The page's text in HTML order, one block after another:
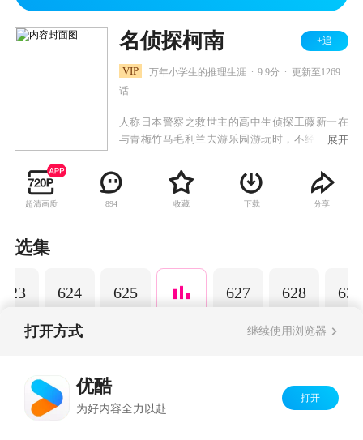
名侦探柯南 +追
VIP 万年小学生的推理生涯 9.9分
更新至1269
话
人称日本警察之救世主的高中生侦探工藤新一在
与青梅竹马毛利兰去游乐园游玩时，不经意中发
踪，并目睹了黑衣人正在进行可疑交易。不料，
却被另一名黑衣人在背后击晕，被强行灌下一种
名为APTX-4869的毒药，致使身体变小。为了在
为“江户川柯南”，并寄住在毛利兰的家中。作为
侦探，柯南实在看不下去毛利小五郎经常做的一
些“发育不良”的错误推理，便帮助毛利小五郎破
展开
超清画质 894 收藏 下载 分享
选集
623 624 625 627 628 633
打开方式 继续使用浏览器
优酷
为好内容全力以赴
打开